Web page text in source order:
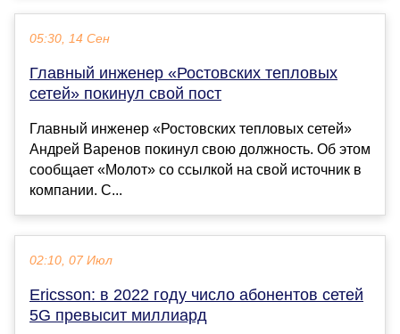
05:30, 14 Сен
Главный инженер «Ростовских тепловых
сетей» покинул свой пост
Главный инженер «Ростовских тепловых сетей»
Андрей Варенов покинул свою должность. Об этом
сообщает «Молот» со ссылкой на свой источник в
компании. С...
02:10, 07 Июл
Ericsson: в 2022 году число абонентов сетей
5G превысит миллиард